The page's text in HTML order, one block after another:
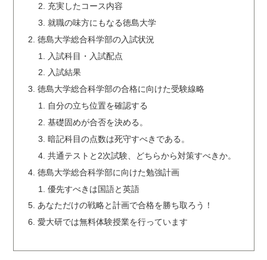
充実したコース内容
就職の味方にもなる徳島大学
徳島大学総合科学部の入試状況
入試科目・入試配点
入試結果
徳島大学総合科学部の合格に向けた受験線略
自分の立ち位置を確認する
基礎固めが合否を決める。
暗記科目の点数は死守すべきである。
共通テストと2次試験、どちらから対策すべきか。
徳島大学総合科学部に向けた勉強計画
優先すべきは国語と英語
あなただけの戦略と計画で合格を勝ち取ろう！
愛大研では無料体験授業を行っています